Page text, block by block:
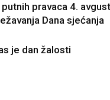
pravaca 4.
Dana sjećanja
je dan žalosti